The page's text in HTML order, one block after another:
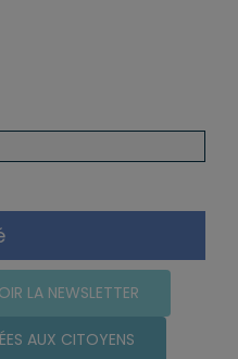
LA NEWSLETTER
AUX CITOYENS